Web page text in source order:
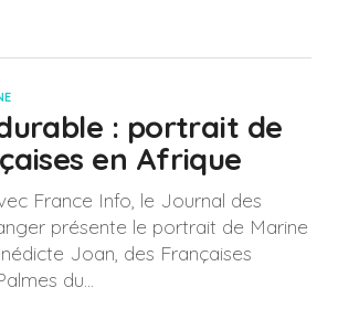
: portrait de
en Afrique
France Info, le Journal des
présente le portrait de Marine
Joan, des Françaises
du...